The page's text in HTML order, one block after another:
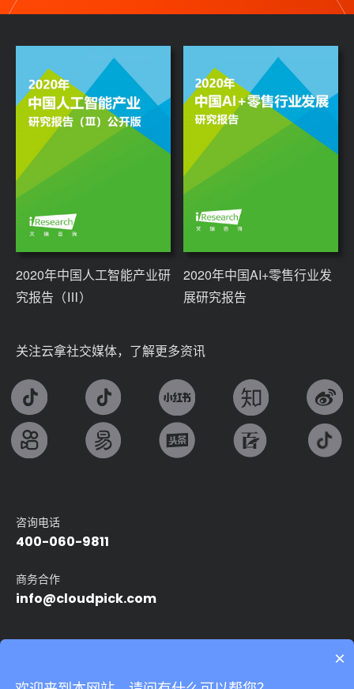
2020年中国人工智能产业研
究报告（Ⅲ）
2020年中国AI+零售行业发
展研究报告
关注云拿社交媒体，了解更多资讯
咨询电话
400-060-9811
商务合作
info@cloudpick.com
×